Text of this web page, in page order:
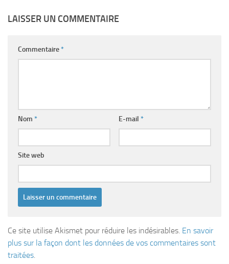
LAISSER UN COMMENTAIRE
Commentaire*
Nom * E-mail *
Site web
Ce site utilise Akismet pour réduire les indésirables. En savoir
plus sur la façon dont les données de vos commentaires sont
traitées.